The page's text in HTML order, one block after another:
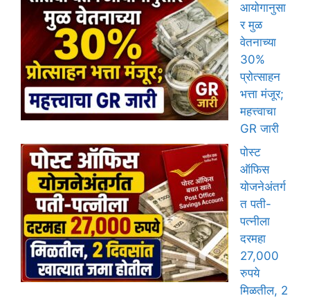
आयोगानुसा
र मुळ
वेतनाच्या
30%
प्रोत्साहन
भत्ता मंजूर;
महत्त्वाचा
GR जारी
पोस्ट
ऑफिस
योजनेअंतर्ग
त पती-
पत्नीला
दरमहा
27,000
रुपये
मिळतील, 2